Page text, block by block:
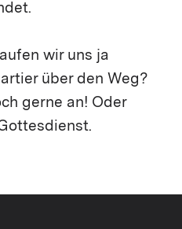
wir uns ja
über den Weg?
gerne an! Oder